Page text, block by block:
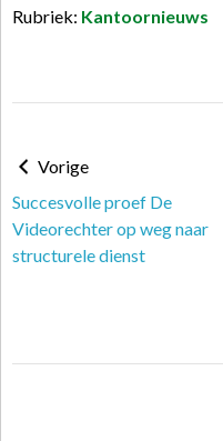
Rubriek: Kantoornieuws
Vorige
Succesvolle proef De
Videorechter op weg naar
structurele dienst